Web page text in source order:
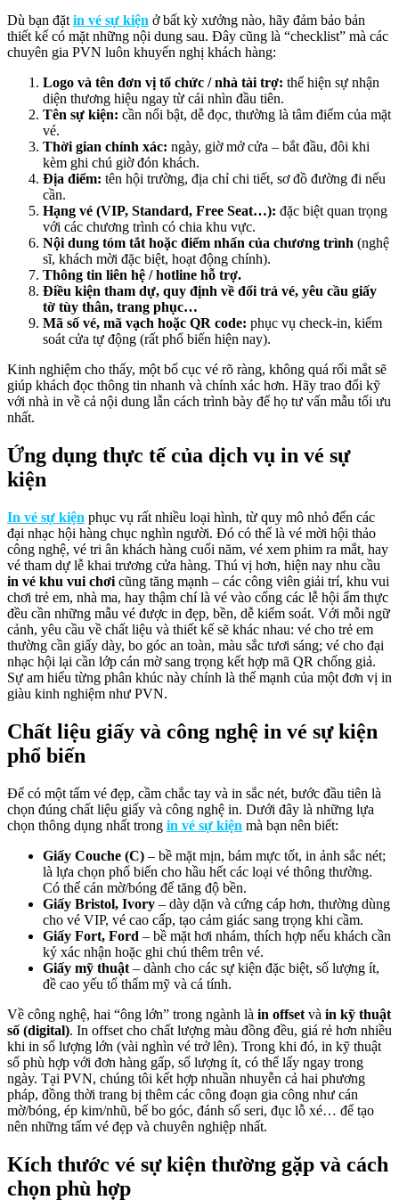
Dù bạn đặt in vé sự kiện ở bất kỳ xưởng nào, hãy đảm bảo bản
thiết kế có mặt những nội dung sau. Đây cũng là “checklist” mà các
chuyên gia PVN luôn khuyến nghị khách hàng:
Logo và tên đơn vị tổ chức / nhà tài trợ: thể hiện sự nhận
diện thương hiệu ngay từ cái nhìn đầu tiên.
Tên sự kiện: cần nổi bật, dễ đọc, thường là tâm điểm của mặt
vé.
Thời gian chính xác: ngày, giờ mở cửa – bắt đầu, đôi khi
kèm ghi chú giờ đón khách.
Địa điểm: tên hội trường, địa chỉ chi tiết, sơ đồ đường đi nếu
cần.
Hạng vé (VIP, Standard, Free Seat…): đặc biệt quan trọng
với các chương trình có chia khu vực.
Nội dung tóm tắt hoặc điểm nhấn của chương trình (nghệ
sĩ, khách mời đặc biệt, hoạt động chính).
Thông tin liên hệ / hotline hỗ trợ.
Điều kiện tham dự, quy định về đổi trả vé, yêu cầu giấy
tờ tùy thân, trang phục…
Mã số vé, mã vạch hoặc QR code: phục vụ check-in, kiểm
soát cửa tự động (rất phổ biến hiện nay).
Kinh nghiệm cho thấy, một bố cục vé rõ ràng, không quá rối mắt sẽ
giúp khách đọc thông tin nhanh và chính xác hơn. Hãy trao đổi kỹ
với nhà in về cả nội dung lẫn cách trình bày để họ tư vấn mẫu tối ưu
nhất.
Ứng dụng thực tế của dịch vụ in vé sự
kiện
In vé sự kiện phục vụ rất nhiều loại hình, từ quy mô nhỏ đến các
đại nhạc hội hàng chục nghìn người. Đó có thể là vé mời hội thảo
công nghệ, vé tri ân khách hàng cuối năm, vé xem phim ra mắt, hay
vé tham dự lễ khai trương cửa hàng. Thú vị hơn, hiện nay nhu cầu
in vé khu vui chơi cũng tăng mạnh – các công viên giải trí, khu vui
chơi trẻ em, nhà ma, hay thậm chí là vé vào cổng các lễ hội ẩm thực
đều cần những mẫu vé được in đẹp, bền, dễ kiểm soát. Với mỗi ngữ
cảnh, yêu cầu về chất liệu và thiết kế sẽ khác nhau: vé cho trẻ em
thường cần giấy dày, bo góc an toàn, màu sắc tươi sáng; vé cho đại
nhạc hội lại cần lớp cán mờ sang trọng kết hợp mã QR chống giả.
Sự am hiểu từng phân khúc này chính là thế mạnh của một đơn vị in
giàu kinh nghiệm như PVN.
Chất liệu giấy và công nghệ in vé sự kiện
phổ biến
Để có một tấm vé đẹp, cầm chắc tay và in sắc nét, bước đầu tiên là
chọn đúng chất liệu giấy và công nghệ in. Dưới đây là những lựa
chọn thông dụng nhất trong in vé sự kiện mà bạn nên biết:
Giấy Couche (C) – bề mặt mịn, bám mực tốt, in ảnh sắc nét;
là lựa chọn phổ biến cho hầu hết các loại vé thông thường.
Có thể cán mờ/bóng để tăng độ bền.
Giấy Bristol, Ivory – dày dặn và cứng cáp hơn, thường dùng
cho vé VIP, vé cao cấp, tạo cảm giác sang trọng khi cầm.
Giấy Fort, Ford – bề mặt hơi nhám, thích hợp nếu khách cần
ký xác nhận hoặc ghi chú thêm trên vé.
Giấy mỹ thuật – dành cho các sự kiện đặc biệt, số lượng ít,
đề cao yếu tố thẩm mỹ và cá tính.
Về công nghệ, hai “ông lớn” trong ngành là in offset và in kỹ thuật
số (digital). In offset cho chất lượng màu đồng đều, giá rẻ hơn nhiều
khi in số lượng lớn (vài nghìn vé trở lên). Trong khi đó, in kỹ thuật
số phù hợp với đơn hàng gấp, số lượng ít, có thể lấy ngay trong
ngày. Tại PVN, chúng tôi kết hợp nhuần nhuyễn cả hai phương
pháp, đồng thời trang bị thêm các công đoạn gia công như cán
mờ/bóng, ép kim/nhũ, bế bo góc, đánh số seri, đục lỗ xé… để tạo
nên những tấm vé đẹp và chuyên nghiệp nhất.
Kích thước vé sự kiện thường gặp và cách
chọn phù hợp